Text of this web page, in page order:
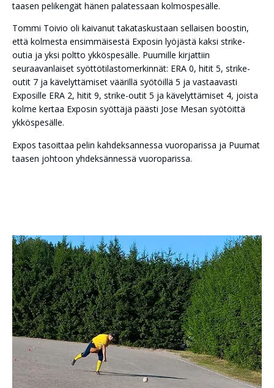
taasen pelikengät hänen palatessaan kolmospesälle.
Tommi Toivio oli kaivanut takataskustaan sellaisen boostin,
että kolmesta ensimmäisestä Exposin lyöjästä kaksi strike-
outia ja yksi poltto ykköspesälle. Puumille kirjattiin
seuraavanlaiset syöttötilastomerkinnät: ERA 0, hitit 5, strike-
outit 7 ja kävelyttämiset väärillä syötöillä 5 ja vastaavasti
Exposille ERA 2, hitit 9, strike-outit 5 ja kävelyttämiset 4, joista
kolme kertaa Exposin syöttäjä päästi Jose Mesan syötöittä
ykköspesälle.
Expos tasoittaa pelin kahdeksannessa vuoroparissa ja Puumat
taasen johtoon yhdeksännessä vuoroparissa.